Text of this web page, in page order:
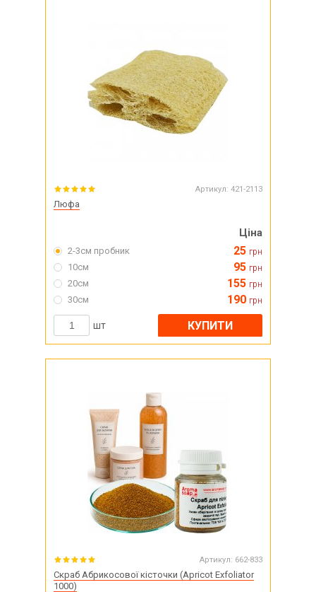
Артикул: 421-2113
Люфа
Ціна
2-3см пробник 25 грн
10см 95 грн
20см 155 грн
30см 190 грн
шт КУПИТИ
Артикул: 662-833
Скраб Абрикосової кісточки (Apricot Exfoliator
1000)